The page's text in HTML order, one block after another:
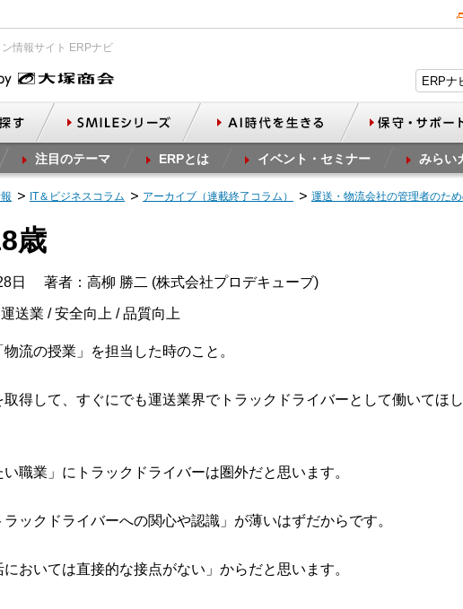
情報サイト ERPナビ
注目のテーマ ERPとは イベント・セミナー みらい
IT＆ビジネスコラム アーカイブ（連載終了コラム） 運送・物流会社の管理者のた
歳
日 著者：高柳 勝二 (株式会社プロデキューブ)
送業 / 安全向上 / 品質向上
流の授業」を担当した時のこと。
取得して、すぐにでも運送業界でトラックドライバーとして働いて
職業」にトラックドライバーは圏外だと思います。
ックドライバーへの関心や認識」が薄いはずだからです。
おいては直接的な接点がない」からだと思います。